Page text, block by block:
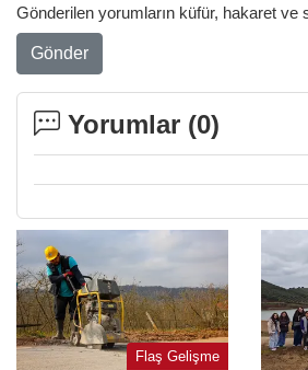
Gönderilen yorumların küfür, hakaret ve
Gönder
Yorumlar (0)
Flaş Gelişme